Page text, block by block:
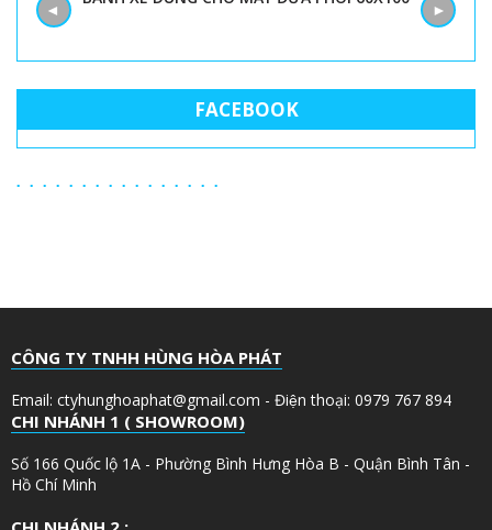
◄ ►
FACEBOOK
CÔNG TY TNHH HÙNG HÒA PHÁT
Email: ctyhunghoaphat@gmail.com - Điện thoại: 0979 767 894
CHI NHÁNH 1 ( SHOWROOM)
Số 166 Quốc lộ 1A - Phường Bình Hưng Hòa B - Quận Bình Tân -
Hồ Chí Minh